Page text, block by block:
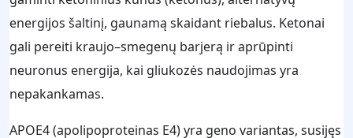
energijos šaltinį, gaunamą skaidant riebalus. Ketonai
gali pereiti kraujo–smegenų barjerą ir aprūpinti
neuronus energija, kai gliukozės naudojimas yra
nepakankamas.
APOE4 (apolipoproteinas E4) yra geno variantas, susijęs